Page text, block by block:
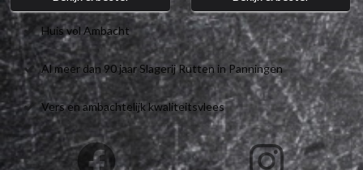
Huis vol Ambacht
Al meer dan 90 jaar Slagerij Rutten in Panningen
Vers en ambachtelijk kwaliteitsvlees